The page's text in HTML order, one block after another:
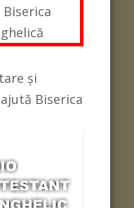
și
Biserica